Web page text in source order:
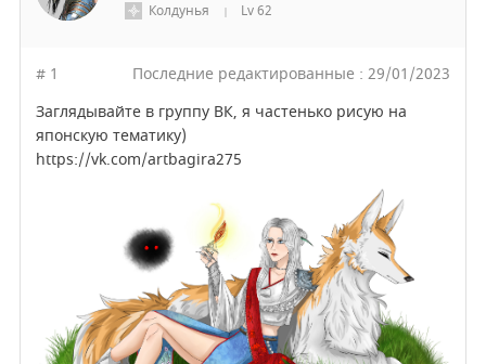
# 1 Последние редактированные : 29/01/2023
Заглядывайте в группу ВК, я частенько рисую на
японскую тематику)
https://vk.com/artbagira275
Колдунья Lv62